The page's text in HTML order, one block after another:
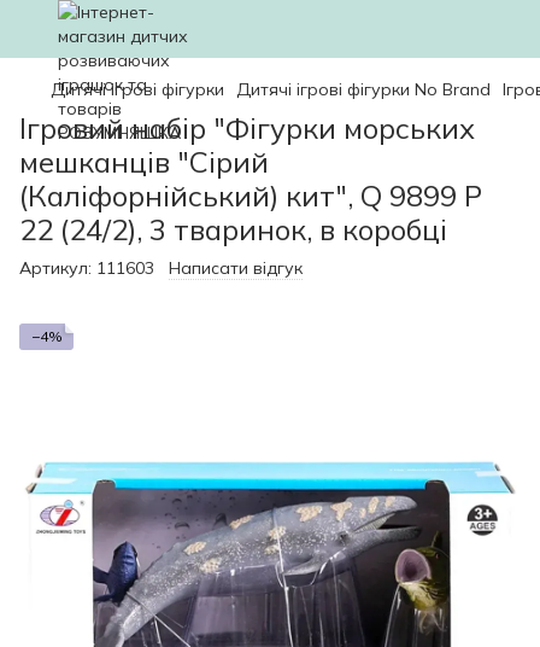
Дитячі ігрові фігурки Дитячі ігрові фігурки No Brand
Ігровий набір "Фігурки морських
мешканців "Сірий
(Каліфорнійський) кит", Q 9899 P
22 (24/2), 3 тваринок, в коробці
Артикул: 111603 Написати відгук
−4%